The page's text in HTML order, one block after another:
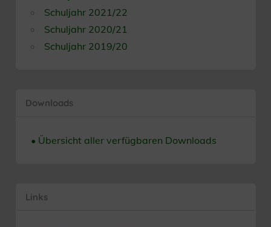
Schuljahr 2021/22
Schuljahr 2020/21
Schuljahr 2019/20
Downloads
• Übersicht aller verfügbaren Downloads
Links